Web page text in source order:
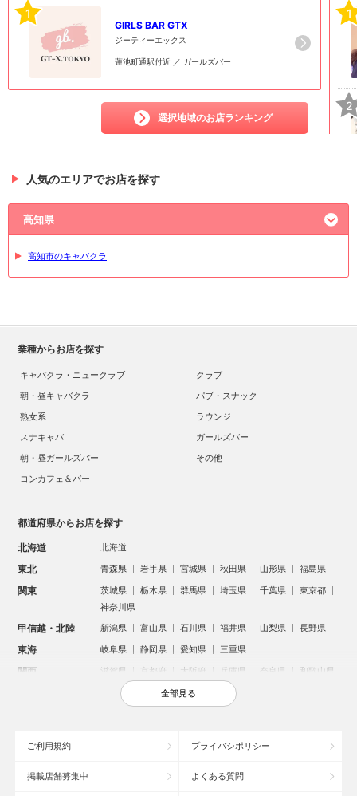
1
GIRLS BAR GTX
ジーティーエックス
蓮池町通駅付近 ／ ガールズバー
選択地域のお店ランキング
1
2
人気のエリアでお店を探す
高知県
高知市のキャバクラ
業種からお店を探す
キャバクラ・ニュークラブ
クラブ
朝・昼キャバクラ
パブ・スナック
熟女系
ラウンジ
スナキャバ
ガールズバー
朝・昼ガールズバー
その他
コンカフェ＆バー
都道府県からお店を探す
北海道 北海道
東北 青森県 岩手県 宮城県 秋田県 山形県 福島県
関東 茨城県 栃木県 群馬県 埼玉県 千葉県
東京都
神奈川県
甲信越・北陸 新潟県 富山県 石川県 福井県 山梨県 長野県
東海 岐阜県 静岡県 愛知県 三重県
関西 滋賀県 京都府 大阪府 兵庫県 奈良県 和歌山県
鳥取県 島根県 岡山県 広島県
沖縄県
全部見る
ご利用規約 プライバシポリシー
掲載店舗募集中 よくある質問